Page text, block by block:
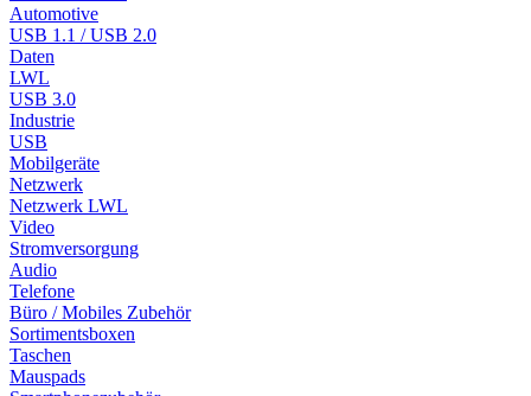
Automotive
USB 1.1 / USB 2.0
Daten
LWL
USB 3.0
Industrie
USB
Mobilgeräte
Netzwerk
Netzwerk LWL
Video
Stromversorgung
Audio
Telefone
Büro / Mobiles Zubehör
Sortimentsboxen
Taschen
Mauspads